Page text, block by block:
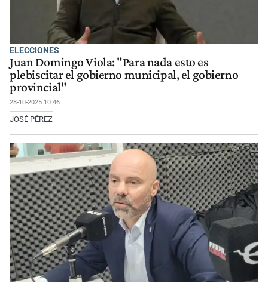
ELECCIONES
Juan Domingo Viola: "Para nada esto es
plebiscitar el gobierno municipal, el gobierno
provincial"
28-10-2025 10:46
JOSÉ PÉREZ